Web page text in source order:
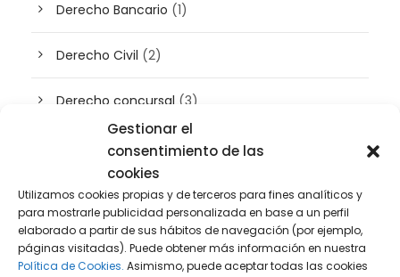
Gestionar el
consentimiento de las
cookies
Utilizamos cookies propias y de terceros para fines analíticos y
para mostrarle publicidad personalizada en base a un perfil
elaborado a partir de sus hábitos de navegación (por ejemplo,
páginas visitadas). Puede obtener más información en nuestra
Política de Cookies. Asimismo, puede aceptar todas las cookies
Derecho Bancario (1)
Derecho Civil (2)
Derecho concursal (3)
Derecho de Empresa(45)
Derecho Digital(50)
Derecho Fiscal(131)